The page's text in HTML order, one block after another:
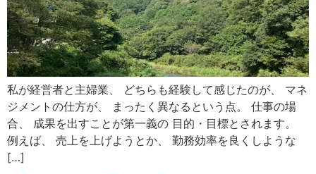
私が経営者と主婦業、 どちらも経験して感じたのが、 マネ
ジメントの仕方が、 まったく異なるという点。 仕事の場
合、 成果を出すことが第一義の 目的・目標とされます。
例えば、 売上を上げようとか、 勤務効率を良くしような
[…]